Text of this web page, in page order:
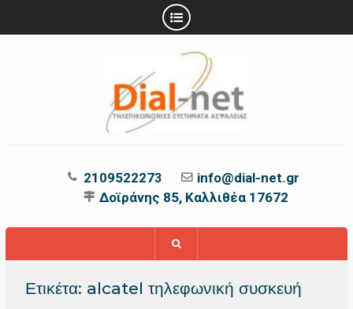
2109522273
info@dial-net.gr
Δοϊράνης 85, Καλλιθέα 17672
Ετικέτα: alcatel τηλεφωνική συσκευή